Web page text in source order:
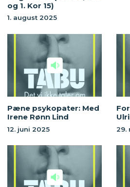
og 1. Kor 15)
1. august 2025
Pæne psykopater: Med
Irene Rønn Lind
12. juni 2025 29.